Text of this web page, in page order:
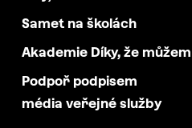
Samet na školách
Akademie Díky, že můžem
Podpoř podpisem
média veřejné služby